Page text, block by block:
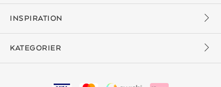
INSPIRATION
KATEGORIER